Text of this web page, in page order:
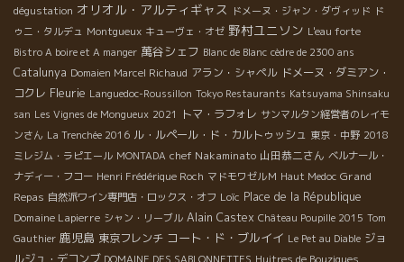
dégustation オリオル・アルティギャス ドメーヌ・ジャン・ダヴィッド ド
ゥニ・タルデュ Montgueux キューヴェ・オゼ 野村ユニソン L'eau forte
Bistro A boire et A manger 萬谷シェフ Blanc de Blanc cèdre de 2300 ans
Catalunya Domaien Marcel Richaud アラン・シャペル ドメーヌ・ダミアン・
コクレ Fleurie Languedoc-Roussillon Tokyo Restaurants Katsuyama Shinsaku
san Les Vignes de Mongueux 2021 トマ・ラフォレ サンマルタン経営者のレイモ
ンさん La Trenchée 2016 ル・ルペール・ド・カルトゥッシュ 東京・中野 2018
ミレジム・ラピエール MONTADA chef Nakaminato 山田恭二さん ベルナール・
ナディー・フコー Henri Frédérique Roch マドモワゼルＭ Haut Medoc Grand
Repas 自然派ワイン専門店・ロックス・オフ Loïc Place de la République
Domaine Lapierre シャン・リーブル Alain Castex Château Poupille 2015 Tom
Gauthier 鹿児島 東京フレンチ コート・ド・ブルイイ Le Pet au Diable ジョ